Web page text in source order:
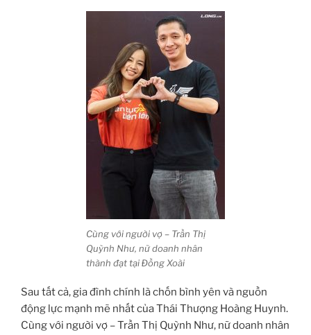
Cùng với người vợ – Trần Thị
Quỳnh Như, nữ doanh nhân
thành đạt tại Đồng Xoài
Sau tất cả, gia đình chính là chốn bình yên và nguồn
động lực mạnh mẽ nhất của Thái Thượng Hoàng Huynh.
Cùng với người vợ – Trần Thị Quỳnh Như, nữ doanh nhân